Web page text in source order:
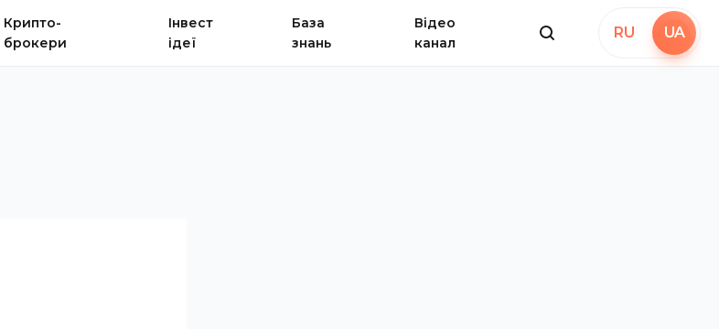
Крипто-
брокери
Інвест
ідеї
База
знань
Відео
канал
RU UA